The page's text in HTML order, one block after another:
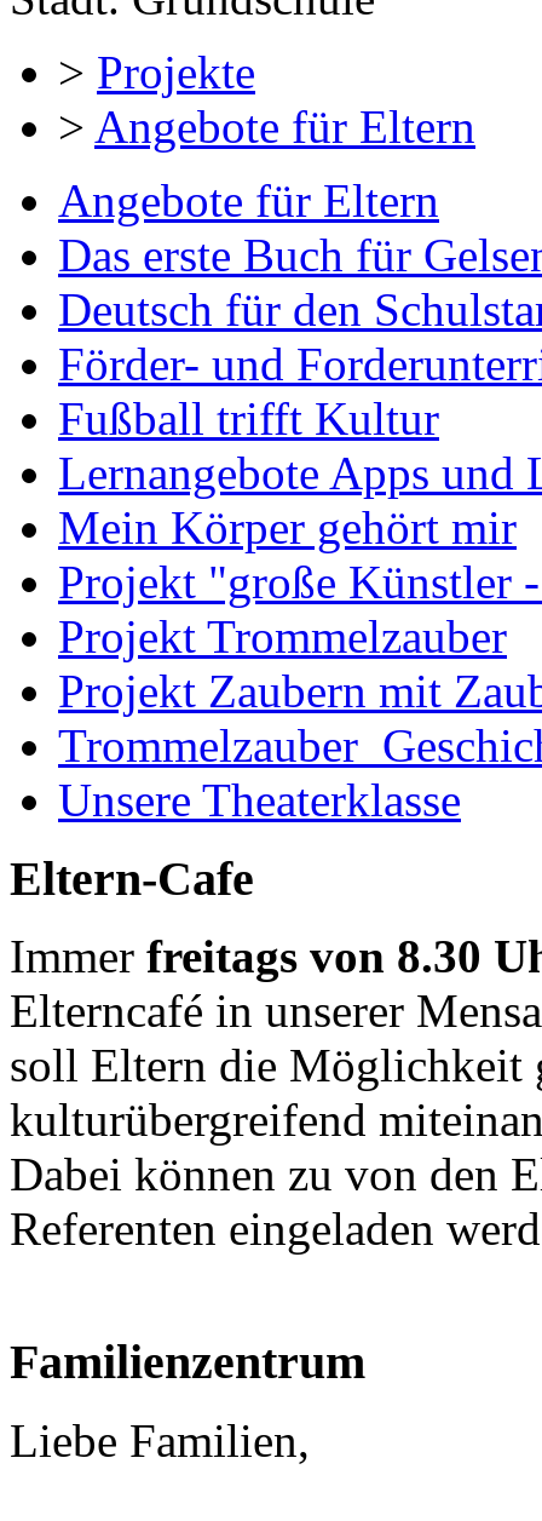
> Projekte
> Angebote für Eltern
Angebote für Eltern
Das erste Buch für
Deutsch für den
Förder- und
Fußball trifft Kultur
Lernangebote Apps und
Mein Körper gehört mir
Projekt "große Künstler
Projekt Trommelzauber
Projekt Zaubern mit
Unsere Theaterklasse
Eltern-Cafe
Immer freitags von 8.30
Elterncafé in unserer
soll Eltern die Möglichkeit
kulturübergreifend
Dabei können zu von den
Referenten eingeladen
Familienzentrum
Liebe Familien,